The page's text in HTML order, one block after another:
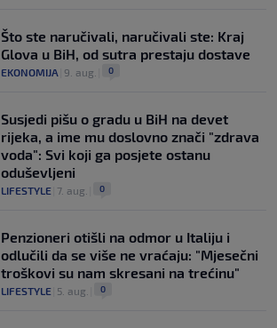
Što ste naručivali, naručivali ste: Kraj
Glova u BiH, od sutra prestaju dostave
EKONOMIJA 9. aug. 0
Susjedi pišu o gradu u BiH na devet
rijeka, a ime mu doslovno znači "zdrava
voda": Svi koji ga posjete ostanu
oduševljeni
LIFESTYLE 7. aug. 0
Penzioneri otišli na odmor u Italiju i
odlučili da se više ne vraćaju: "Mjesečni
troškovi su nam skresani na trećinu"
LIFESTYLE 5. aug. 0